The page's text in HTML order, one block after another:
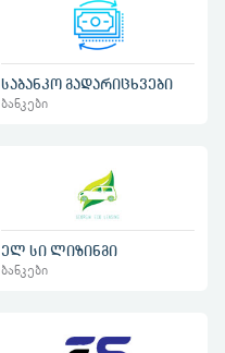
საბანკო გადარიცხვები
ბანკები
ელ სი ლიზინგი
ბანკები